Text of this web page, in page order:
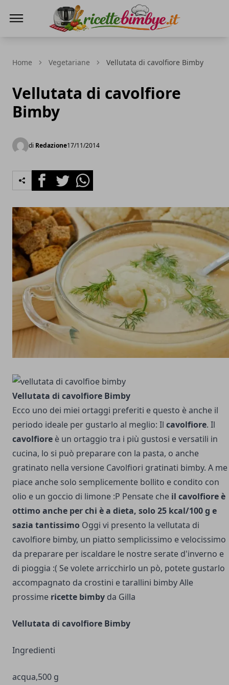
Home Vegetariane Vellutata di cavolfiore Bimby
Vellutata di cavolfiore
Bimby
di Redazione17/11/2014
FacebookTwitterWhatsapp
Vellutata di cavolfiore Bimby
Ecco uno dei miei ortaggi preferiti e questo è anche il
periodo ideale per gustarlo al meglio: Il cavolfiore. Il
cavolfiore è un ortaggio tra i più gustosi e versatili in
cucina, lo si può preparare con la pasta, o anche
gratinato nella versione Cavolfiori gratinati bimby. A me
piace anche solo semplicemente bollito e condito con
olio e un goccio di limone :P Pensate che il cavolfiore è
ottimo anche per chi è a dieta, solo 25 kcal/100 g e
sazia tantissimo Oggi vi presento la vellutata di
cavolfiore bimby, un piatto semplicissimo e velocissimo
da preparare per iscaldare le nostre serate d'inverno e
di pioggia :( Se volete arricchirlo un pò, potete gustarlo
accompagnato da crostini etarallini bimbyAlle
prossime ricette bimby da Gilla
Vellutata di cavolfiore Bimby
Ingredienti
acqua,500 g